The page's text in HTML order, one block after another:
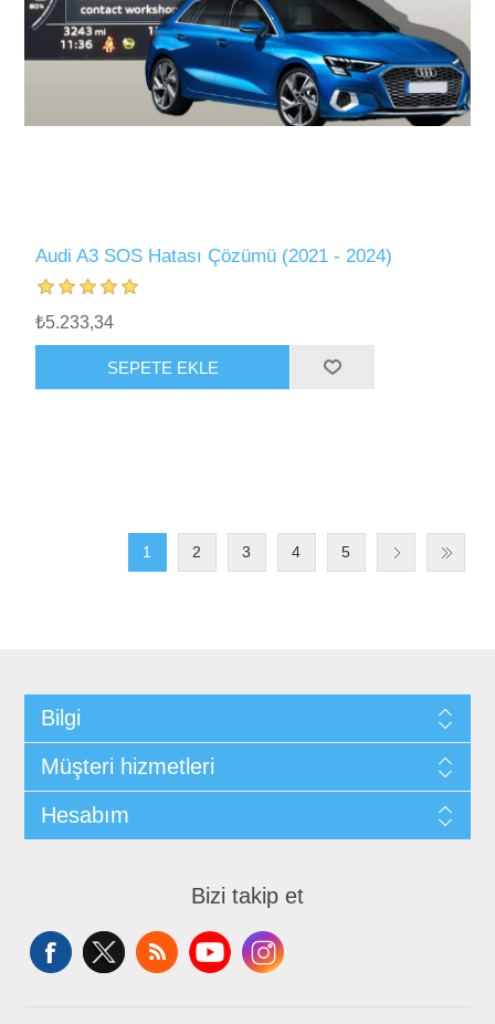
Audi A3 SOS Hatası Çözümü (2021 - 2024)
₺5.233,34
SEPETE EKLE
1 2 3 4 5
Bilgi
Müşteri hizmetleri
Hesabım
Bizi takip et